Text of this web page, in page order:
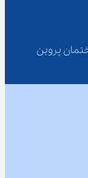
خیابان عطار، پلاک 26، ساختمان پروین